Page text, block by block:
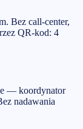
Bez call-center,
QR-kod: 4
— koordynator
nadawania